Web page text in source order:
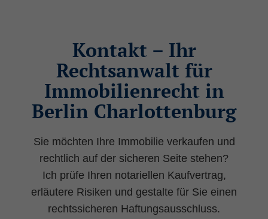
Kontakt – Ihr
Rechtsanwalt für
Immobilienrecht in
Berlin Charlottenburg
Sie möchten Ihre Immobilie verkaufen und
rechtlich auf der sicheren Seite stehen?
Ich prüfe Ihren notariellen Kaufvertrag,
erläutere Risiken und gestalte für Sie einen
rechtssicheren Haftungsausschluss.
(Google Tag Manager)
Verhindert, dass in zu schneller Folge Daten
an den Analytics Server übertragen werden.
Laufzeit: 1 Tag
Anbieter: Google
_gid(Google Tag Manager)
Speichert für jeden Besucher der Website
eine anonyme ID. Anhand der ID können
Seitenaufrufe einem Besucher zugeordnet